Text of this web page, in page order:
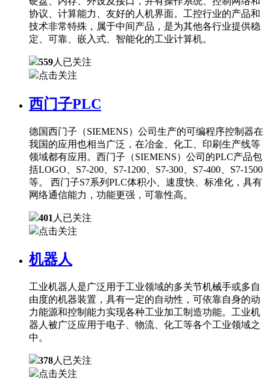
协议、计算能力、友好的人机界面。工控行业的产品和
技术非常特殊，属于中间产品，是为其他各行业提供稳
定、可靠、嵌入式、智能化的工业计算机。
559人已关注
点击关注
西门子PLC
德国西门子（SIEMENS）公司生产的可编程序控制器在
我国的应用也相当广泛，在冶金、化工、印刷生产线等
领域都有应用。西门子（SIEMENS）公司的PLC产品包
括LOGO、S7-200、S7-1200、S7-300、S7-400、S7-1500
等。 西门子S7系列PLC体积小、速度快、标准化，具有
网络通信能力，功能更强，可靠性高。
401 人已关注
点击关注
机器人
工业机器人是广泛用于工业领域的多关节机械手或多自
由度的机器装置，具有一定的自动性，可依靠自身的动
力能源和控制能力实现各种工业加工制造功能。工业机
器人被广泛应用于电子、物流、化工等各个工业领域之
中。
378人已关注
点击关注